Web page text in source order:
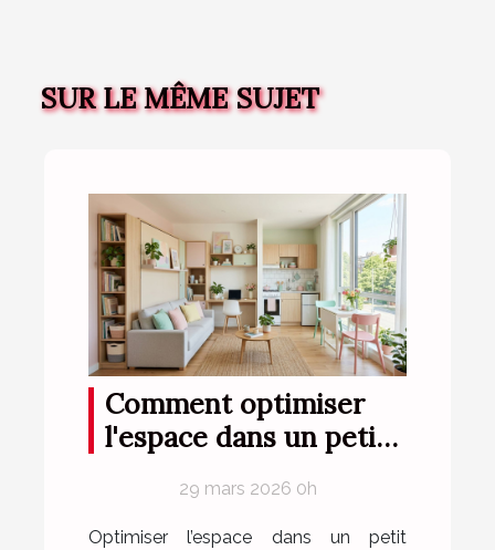
SUR LE MÊME SUJET
Comment optimiser
l'espace dans un petit
29 mars 2026 0h
Optimiser l’espace dans un petit